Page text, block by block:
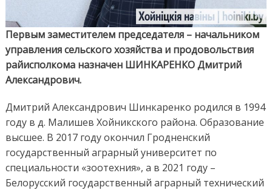
Первым заместителем председателя – начальником
управления сельского хозяйства и продовольствия
райисполкома назначен ШИНКАРЕНКО Дмитрий
Александрович.
Дмитрий Александрович Шинкаренко родился в 1994
году в д. Малишев Хойникского района. Образование
высшее. В 2017 году окончил Гродненский
государственный аграрный университет по
специальности «зоотехния», а в 2021 году –
Белорусский государственный аграрный технический